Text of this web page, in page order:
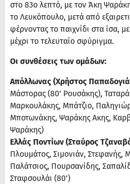
στο 83ο λεπτό, με τον Άκη
το Λευκόπουλο, μετά από
φέρνοντας το παιχνίδι στα ίσα,
μέχρι το τελευταίο σφύριγμα.
Οι συνθέσεις των ομάδων:
Απόλλωνας (Χρήστος
Μάστορας (80’ Ρουσάκης),
Μαρκουλάκης, Μπάτζιο,
Μποτωνάκης, Ψαράκης Ακης,
Ψαράκης)
Ελλάς Ποντίων (Σταύρος
Πλουμάτος, Σιμονιάν, Στεφανής,
Παλάτσιος, Πουρσανίδης,
Σταφσουλάι (80’)